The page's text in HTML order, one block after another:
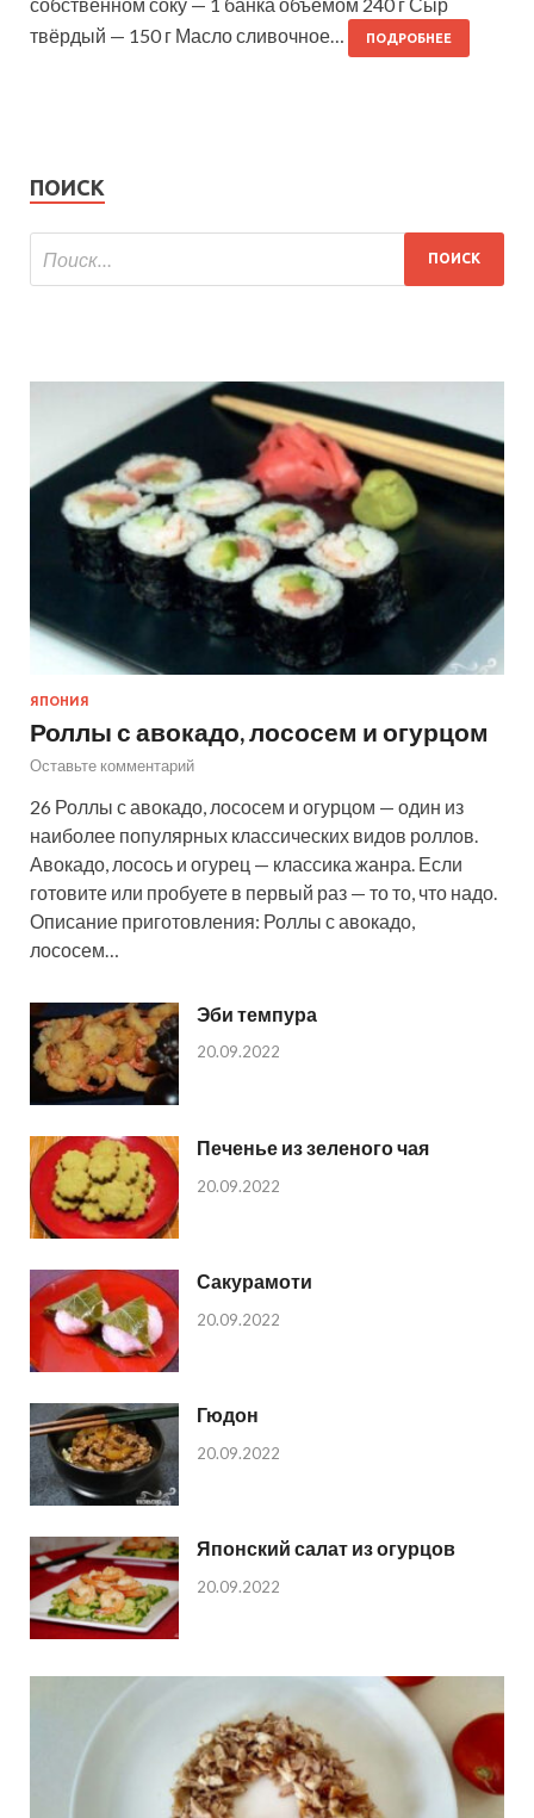
твёрдый — 150 г Масло сливочное…
ПОДРОБНЕЕ
ПОИСК
ЯПОНИЯ
Роллы с авокадо, лососем и огурцом
Оставьте комментарий
26 Роллы с авокадо, лососем и огурцом — один из
наиболее популярных классических видов роллов.
Авокадо, лосось и огурец — классика жанра. Если
готовите или пробуете в первый раз — то то, что надо.
Описание приготовления: Роллы с авокадо,
лососем…
Эби темпура
20.09.2022
Печенье из зеленого чая
20.09.2022
Сакурамоти
20.09.2022
Гюдон
20.09.2022
Японский салат из огурцов
20.09.2022